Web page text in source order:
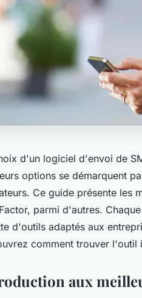
d'un logiciel d'envoi de
options se démarquent
Ce guide présente les
parmi d'autres.
d'outils adaptés aux
comment trouver
aux